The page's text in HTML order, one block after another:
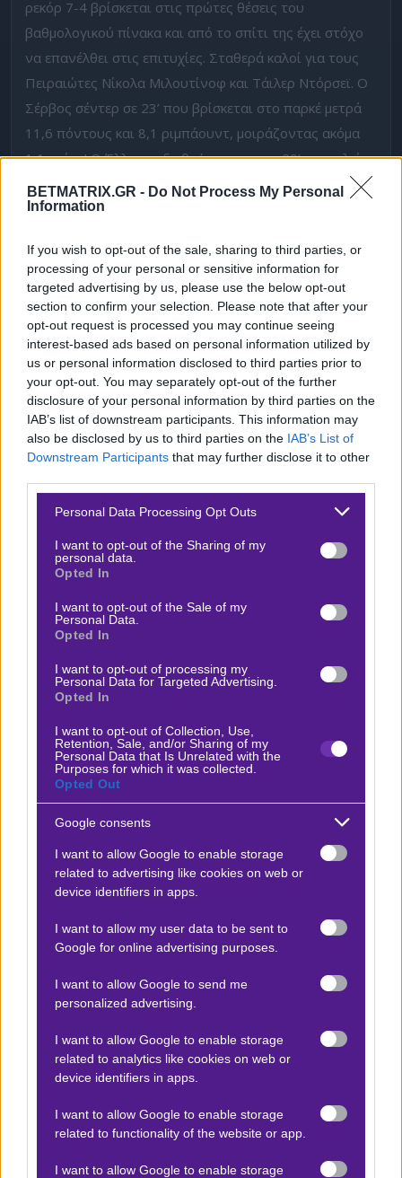
BETMATRIX.GR - Do Not Process My Personal
Information
If you wish to opt-out of the sale, sharing to third parties, or
processing of your personal or sensitive information for
targeted advertising by us, please use the below opt-out
section to confirm your selection. Please note that after your
opt-out request is processed you may continue seeing
interest-based ads based on personal information utilized by
us or personal information disclosed to third parties prior to
your opt-out. You may separately opt-out of the further
disclosure of your personal information by third parties on the
IAB’s list of downstream participants. This information may
also be disclosed by us to third parties on the IAB’s List of
Downstream Participants that may further disclose it to other
Please note that this website/app uses one or more Google
not limited to your visit or usage behaviour. You may click to
grant or deny consent to Google and its third-party tags to
use your data for below specified purposes in below Google
consent section.
Personal Data Processing Opt Outs
I want to opt-out of the Sharing of my
personal data.
Opted In
I want to opt-out of the Sale of my
Personal Data.
Opted In
I want to opt-out of processing my
Personal Data for Targeted Advertising.
Opted In
I want to opt-out of Collection, Use,
Retention, Sale, and/or Sharing of my
Personal Data that Is Unrelated with the
Purposes for which it was collected.
Opted Out
Google consents
I want to allow Google to enable storage
related to advertising like cookies on web or
device identifiers in apps.
I want to allow my user data to be sent to
Google for online advertising purposes.
I want to allow Google to send me
personalized advertising.
I want to allow Google to enable storage
related to analytics like cookies on web or
device identifiers in apps.
I want to allow Google to enable storage
related to functionality of the website or app.
I want to allow Google to enable storage
ρεκόρ 7-4 βρίσκεται στις πρώτες θέσεις του
βαθμολογικού πίνακα και από το σπίτι της έχει στόχο
να επανέλθει στις επιτυχίες. Σταθερά καλοί για τους
Πειραιώτες Νίκολα Μιλουτίνοφ και Τάιλερ Ντόρσεϊ. Ο
Σέρβος σέντερ σε 23’ που βρίσκεται στο παρκέ μετρά
11,6 πόντους και 8,1 ριμπάουντ, μοιράζοντας ακόμα
1,1 ασίστ! Ο Έλληνας διεθνής γκαρντ σε 29’ αποτελεί
τον πρώτο σκόρερ της ομάδας του με 18,5 πόντους. Το
over 2,5 εύστοχα τρίποντα του Ντόρσεϊ, τιμάται σε
bwin: Ολυμπιακός – Παρί σε LiveStreaming*!
Επικίνδυνη
Η Παρί έπειτα από τέσσερις στη σειρά ήττες (Εφές,
Μιλάνο, Μπάγερν και Παναθηναϊκός), επικράτησε της
Βαλένθια (90-86) εντός έδρας, ανεβάζοντας το ρεκόρ
της στο 5-6. Μία ομάδα που πλέον δεν αποτελεί
έκπληξη ο γρήγορος τρόπος παιχνιδιού, που αρέσει
πόλη του φωτός ο 1
σκόρερ της EuroLeague Ναντίρ
Ρόμπινσον, που κλήθηκε να μπει στα… παπούτσι του Τι
Τζέι Σορτς. Ο Αμερικανός «τρέχει» την σεζόν με 15,0
πόντους και 3,8 ασίστ. Ενισχυμένη Απόδοση στο 2.40
να νικήσει ο Ολυμπιακός και να σημειωθούν over 170,5
*ΙΣΧΥΟΥΝ ΟΡΟΙ & ΠΡΟΫΠΟΘΕΣΕΙΣ
ΔΙΑΘΕΣΙΜΟ ΜΟΝΟ ΓΙΑ ΤΗΝ ΑΝΑΜΕΤΡΗΣΗ
ΟΛΥΜΠΙΑΚΟΣ – ΠΑΡΙ.
ΙΣΧΥΕΙ ΜΟΝΟ ΓΙΑ ΤΗΝ ΑΓΟΡΑ «ΝΙΚΗΤΗΣ ΑΓΩΝΑ»
ΟΙ ΑΠΟΔΟΣΕΙΣ ΕΝΔΕΧΕΤΑΙ ΝΑ ΥΠΟΚΕΙΝΤΑΙ ΣΕ
ΑΛΛΑΓΕΣ
21+ | ΑΡΜΟΔΙΟΣ ΡΥΘΜΙΣΤΗΣ ΕΕΕΠ | ΚΙΝΔΥΝΟΣ
ΕΘΙΣΜΟΥ & ΑΠΩΛΕΙΑΣ ΠΕΡΙΟΥΣΙΑΣ | ΓΡΑΜΜΗ
ΒΟΗΘΕΙΑΣ ΚΕΘΕΑ: 210 9237777 | ΠΑΙΞΕ ΥΠΕΥΘΥΝΑ
Προσφορές*
ΒΑΘΜΟΛΟΓΙΕΣ
Βαθμολογίες Ελλάδα - Stoiximan
Super league
Βαθμολογίες Aγγλία – Premier league